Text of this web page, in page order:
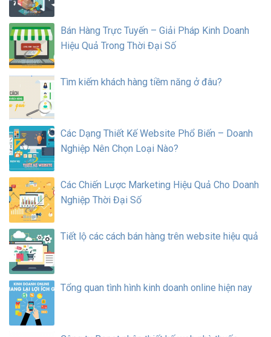
Bán Hàng Trực Tuyến – Giải Pháp Kinh Doanh
Hiệu Quả Trong Thời Đại Số
Tìm kiếm khách hàng tiềm năng ở đâu?
Các Dạng Thiết Kế Website Phổ Biến – Doanh
Nghiệp Nên Chọn Loại Nào?
Các Chiến Lược Marketing Hiệu Quả Cho Doanh
Nghiệp Thời Đại Số
Tiết lộ các cách bán hàng trên website hiệu quả
Tổng quan tình hình kinh doanh online hiện nay